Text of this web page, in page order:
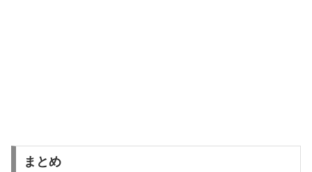
まとめ